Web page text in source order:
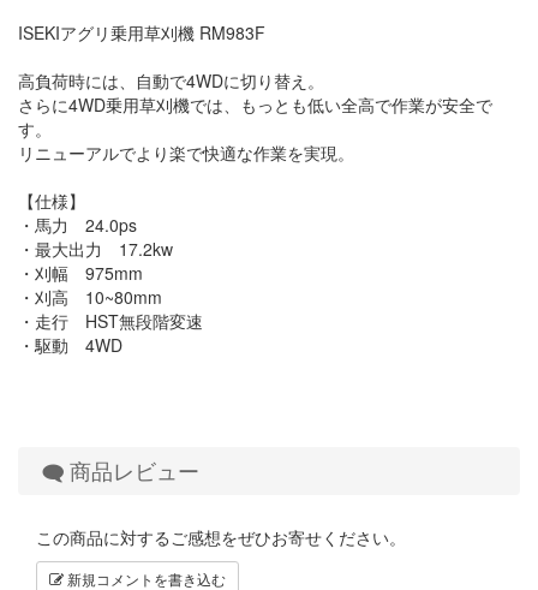
ISEKIアグリ乗用草刈機 RM983F
高負荷時には、自動で4WDに切り替え。
さらに4WD乗用草刈機では、もっとも低い全高で作業が安全で
す。
リニューアルでより楽で快適な作業を実現。
【仕様】
・馬力 24.0ps
・最大出力 17.2kw
・刈幅 975mm
・刈高 10~80mm
・走行 HST無段階変速
・駆動 4WD
商品レビュー
この商品に対するご感想をぜひお寄せください。
新規コメントを書き込む